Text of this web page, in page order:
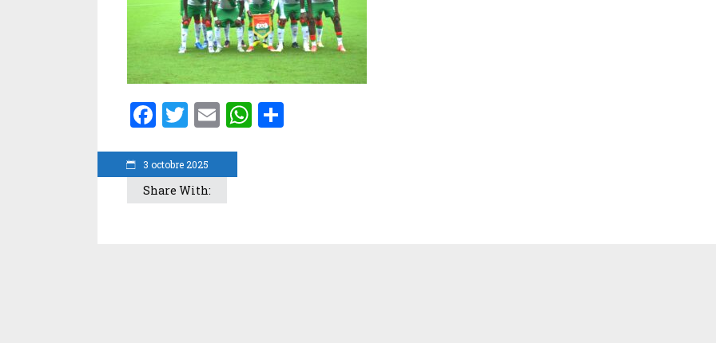
3 octobre 2025
Facebook
Twitter
EmailWhatsApp
Share With: